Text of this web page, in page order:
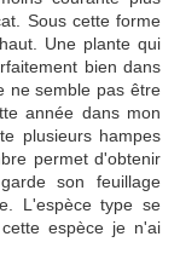
Sous cette forme
Une plante qui
bien dans
ne semble pas être
année dans mon
plusieurs hampes
permet d'obtenir
son feuillage
L'espèce type se
espèce je n'ai